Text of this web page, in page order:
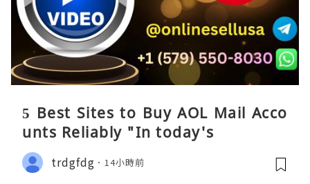
5 Best Sites to Buy AOL Mail Acco
unts Reliably "In today's
trdgfdg 14小時前